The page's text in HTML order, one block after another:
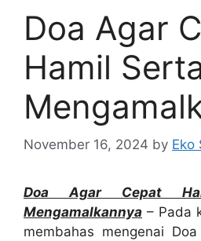
Doa Agar
Hamil
November 16, 2024 by Eko
Doa Agar Cepat
Mengamalkannya – Pada
membahas mengenai